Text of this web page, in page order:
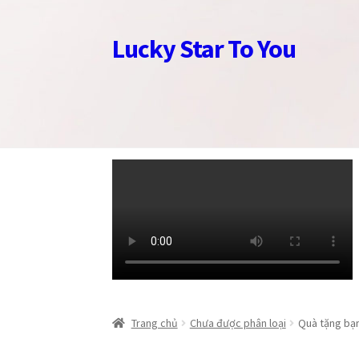
Đi
đến
Chuyển
đến
Lucky Star To You
Trang chủ Chưa được phân loại Quà tặng